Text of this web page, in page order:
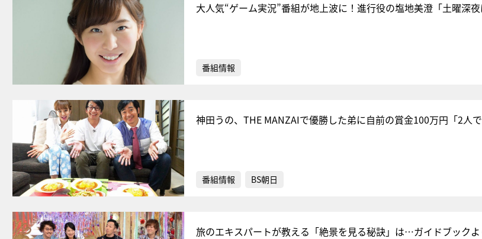
大人気“ゲーム実況”番組が地上波に！進行役の塩地美澄「土曜深夜
番組情報
神田うの、THE MANZAIで優勝した弟に自前の賞金100万円「2人で
番組情報 BS朝日
旅のエキスパートが教える「絶景を見る秘訣」は…ガイドブックよ